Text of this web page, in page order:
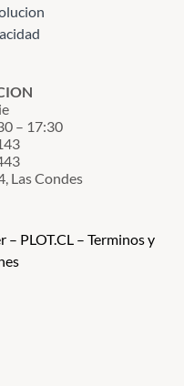
– 17:30
Las Condes
PLOT.CL – Terminos y